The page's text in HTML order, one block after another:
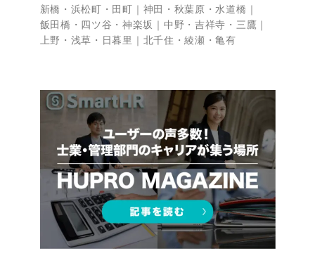
新橋・浜松町・田町
神田・秋葉原・水道橋
飯田橋・四ツ谷・神楽坂
中野・吉祥寺・三鷹
上野・浅草・日暮里
北千住・綾瀬・亀有